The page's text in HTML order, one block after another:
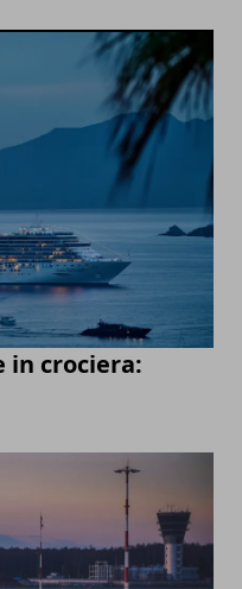
in crociera: